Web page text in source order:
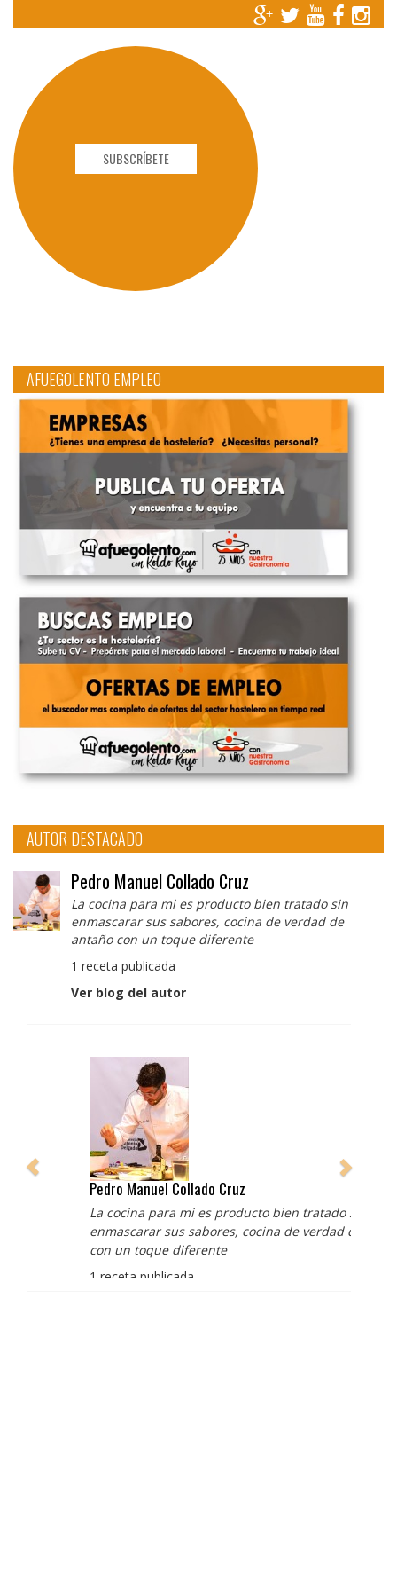
SUBSCRÍBETE
AFUEGOLENTO EMPLEO
AUTOR DESTACADO
Pedro Manuel Collado Cruz
La cocina para mi es producto bien tratado sin
enmascarar sus sabores, cocina de verdad de
antaño con un toque diferente
1 receta publicada
Ver blog del autor
Pedro Manuel Collado Cruz
La cocina para mi es producto bien tratado sin
enmascarar sus sabores, cocina de verdad de antaño
con un toque diferente
1 receta publicada